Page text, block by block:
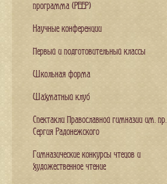
программа (PEEP)
Научные конференции
Первый и подготовительный классы
Школьная форма
Шахматный клуб
Спектакли Православной гимназии им. пр.
Сергия Радонежского
Гимназические конкурсы чтецов и
художественное чтение